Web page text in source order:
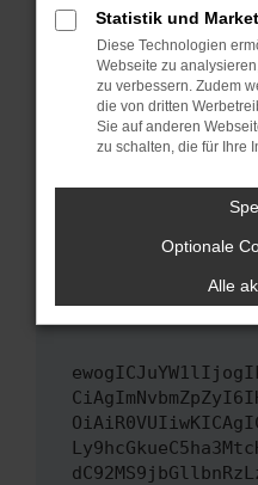
Betriebssystem
sind.
Veraltete Software
Sicherheitsrisiko,
führen, dass
unterstützt werden.
Wende dich an
Wenn du alle oben
hast, kontaktiere
versuchen, das
uns diesen Text
Statistik und
Diese Technologien
Webseite zu
zu verbessern. Zudem
die von dritten
Sie auf anderen
zu schalten, die für Ihre
Optionale
Alle